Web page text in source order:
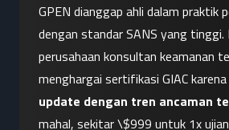
GPEN dianggap ahli dalam praktik
dengan standar SANS yang tinggi.
perusahaan konsultan keamanan
update dengan tren ancaman
mahal, sekitar \$999 untuk 1x